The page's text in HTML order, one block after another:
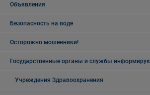
Объявления
Безопасность на воде
Осторожно мошенники!
Государственные органы и службы
Учреждения Здравоохранения